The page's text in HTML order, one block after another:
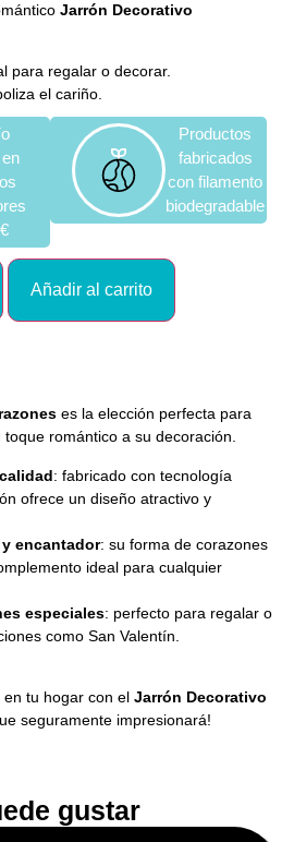
Jarrón Decorativo
para regalar o decorar.
el cariño.
Productos
fabricados
con filamento
biodegradable
Añadir al carrito
es la elección perfecta para
romántico a su decoración.
: fabricado con tecnología
ofrece un diseño atractivo y
encantador: su forma de corazones
ideal para cualquier
especiales: perfecto para regalar o
como San Valentín.
tu hogar con el Jarrón Decorativo
seguramente impresionará!
gustar